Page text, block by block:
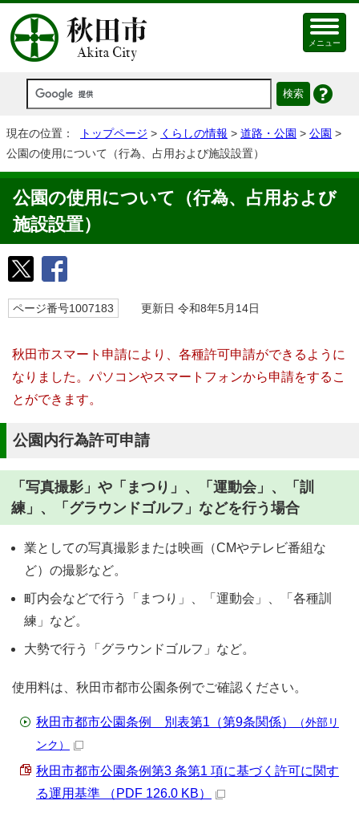
メニュー
現在の位置： トップページ > くらしの情報 > 道路・公園 > 公園 >
公園の使用について（行為、占用および施設設置）
公園の使用について（行為、占用および
施設設置）
ページ番号1007183 更新日 令和8年5月14日
秋田市スマート申請により、各種許可申請ができるように
なりました。パソコンやスマートフォンから申請をするこ
とができます。
公園内行為許可申請
「写真撮影」や「まつり」、「運動会」、「訓
練」、「グラウンドゴルフ」などを行う場合
業としての写真撮影または映画（CMやテレビ番組な
ど）の撮影など。
町内会などで行う「まつり」、「運動会」、「各種訓
練」など。
大勢で行う「グラウンドゴルフ」など。
使用料は、秋田市都市公園条例でご確認ください。
秋田市都市公園条例 別表第1（第9条関係）
（外部リ
ンク）
秋田市都市公園条例第3 条第1 項に基づく許可に関す
る運用基準 （PDF 126.0 KB）